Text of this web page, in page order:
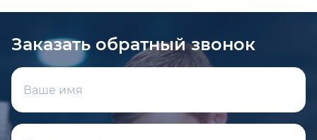
Заказать обратный звонок